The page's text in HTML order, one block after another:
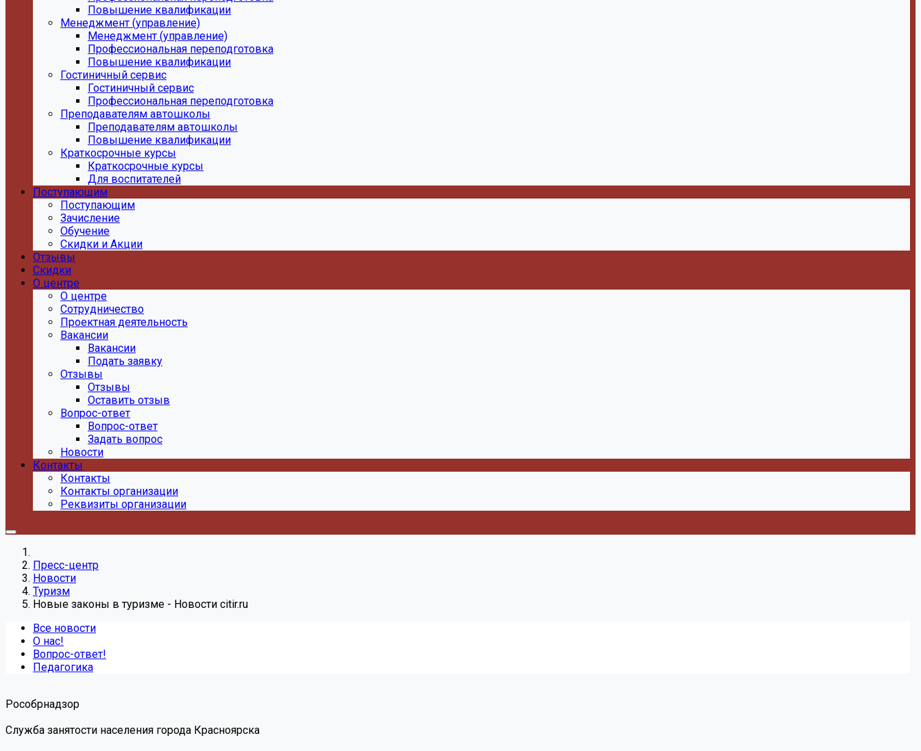
Повышение квалификации
Менеджмент (управление)
Менеджмент (управление)
Профессиональная переподготовка
Повышение квалификации
Гостиничный сервис
Гостиничный сервис
Профессиональная переподготовка
Преподавателям автошколы
Преподавателям автошколы
Повышение квалификации
Краткосрочные курсы
Краткосрочные курсы
Для воспитателей
Поступающим
Поступающим
Зачисление
Обучение
Скидки и Акции
Отзывы
Скидки
О центре
О центре
Сотрудничество
Проектная деятельность
Вакансии
Вакансии
Подать заявку
Отзывы
Отзывы
Оставить отзыв
Вопрос-ответ
Вопрос-ответ
Задать вопрос
Новости
Контакты
Контакты
Контакты организации
Реквизиты организации
Пресс-центр
Новости
Туризм
Новые законы в туризме - Новости citir.ru
Все новости
О нас!
Вопрос-ответ!
Педагогика
Роcобрнадзор
Служба занятости населения города Красноярска